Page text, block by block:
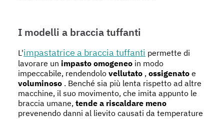
I modelli a braccia tuffanti
L'impastatrice a braccia tuffanti permette di
lavorare un impasto omogeneo in modo
impeccabile, rendendolo vellutato , ossigenato e
voluminoso . Benché sia più lenta rispetto ad altre
macchine, il suo movimento, che imita appunto le
braccia umane, tende a riscaldare meno
prevenendo danni al lievito causati da temperature